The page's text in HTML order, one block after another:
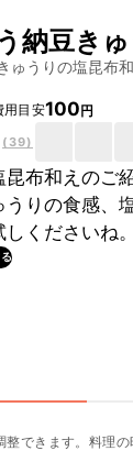
納豆き
ゅうりの塩昆布和
用目安100円
( 39)
布和えのご
りの食感、
くださいね。
整できます。料理